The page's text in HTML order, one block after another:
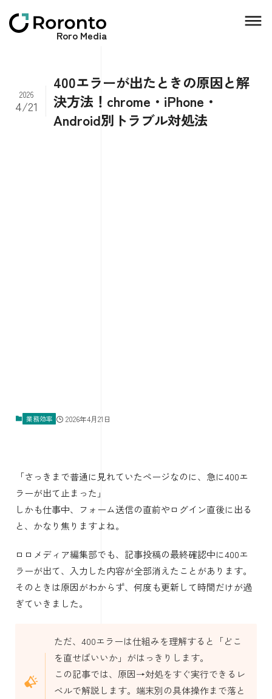
Roro Media
400エラーが出たときの原因と解
決方法！chrome・iPhone・
Android別トラブル対処法
2026
4/21
業務効率 2026年4月21日
「さっきまで普通に見れていたページなのに、急に400エ
ラーが出て止まった」
しかも仕事中、フォーム送信の直前やログイン直後に出る
と、かなり焦りますよね。
ロロメディア編集部でも、記事投稿の最終確認中に400エ
ラーが出て、入力した内容が全部消えたことがあります。
そのときは原因がわからず、何度も更新して時間だけが過
ぎていきました。
ただ、400エラーは仕組みを理解すると「どこ
を直せばいいか」がはっきりします。
この記事では、原因→対処をすぐ実行できるレ
ベルで解説します。端末別の具体操作まで落と